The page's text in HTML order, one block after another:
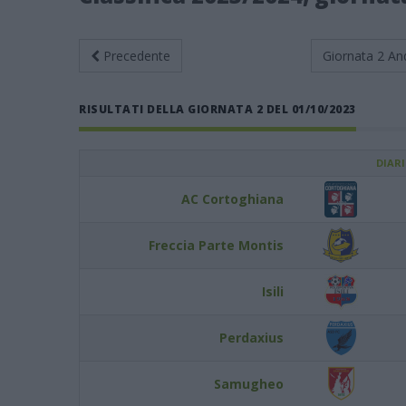
Precedente Giornata 2
RISULTATI DELLA GIORNATA 2 DEL 01/10/2023
AC Cortoghiana
Freccia Parte Montis
Isili
Perdaxius
Samugheo